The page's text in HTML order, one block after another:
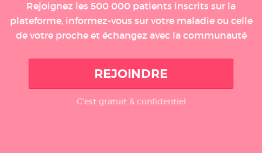
Rejoignez les 500 000 patients inscrits sur la
plateforme, informez-vous sur votre maladie ou celle
de votre proche et échangez avec la communauté
REJOINDRE
C'est gratuit & confidentiel